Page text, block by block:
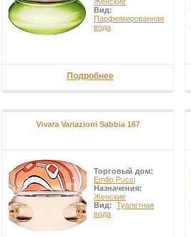
выпускаются в традиционной
в себе - все это подарят вам
Вид:
Парфюмированная
вода
Подробнее
Vivara Variazioni Sabbia 167
Торговый дом:
Emilio Pucci
Назначения:
Женские
Вид: Туалетная
вода